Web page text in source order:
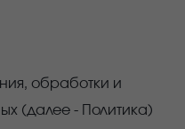
обработки и
(далее - Политика)